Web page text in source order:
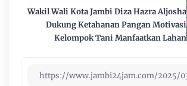
Wakil Wali Kota Jambi Diza Hazra Aljosha
Dukung Ketahanan Pangan Motivasi
Kelompok Tani Manfaatkan Lahan